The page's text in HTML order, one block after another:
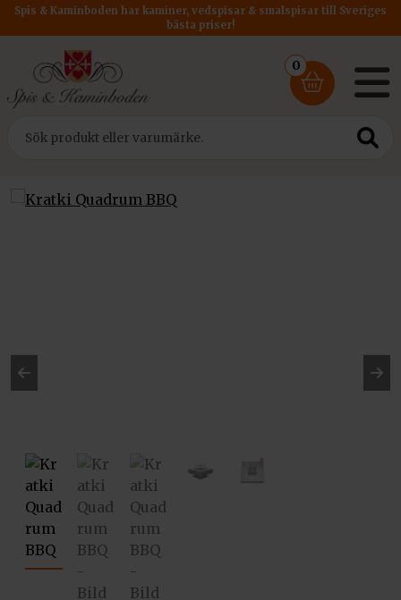
Spis & Kaminboden har kaminer, vedspisar & smalspisar till Sveriges
bästa priser!
0